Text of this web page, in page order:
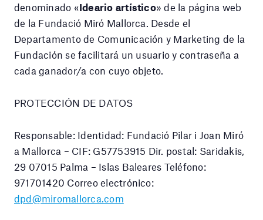
denominado «Ideario artístico» de la página web
de la Fundació Miró Mallorca. Desde el
Departamento de Comunicación y Marketing de la
Fundación se facilitará un usuario y contraseña a
cada ganador/a con cuyo objeto.
PROTECCIÓN DE DATOS
Responsable: Identidad: Fundació Pilar i Joan Miró
a Mallorca – CIF: G57753915 Dir. postal: Saridakis,
29 07015 Palma – Islas Baleares Teléfono:
971701420 Correo electrónico:
dpd@miromallorca.com